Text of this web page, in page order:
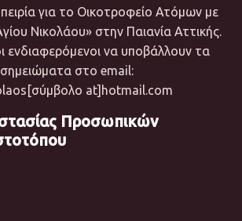
για το Οικοτροφείο Ατόμων με
Νικολάου» στην Παιανία Αττικής.
ενδιαφερόμενοι να υποβάλλουν τα
στο email:
at]hotmail.com
Προσωπικών